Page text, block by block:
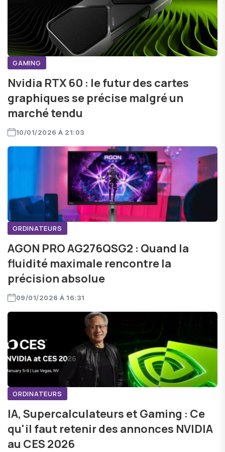
GAMING
Nvidia RTX 60 : le futur des cartes
graphiques se précise malgré un
marché tendu
10/01/2026 À 21:03
ORDINATEURS
AGON PRO AG276QSG2 : Quand la
fluidité maximale rencontre la
précision absolue
09/01/2026 À 16:31
ORDINATEURS
IA, Supercalculateurs et Gaming : Ce
qu'il faut retenir des annonces NVIDIA
au CES 2026